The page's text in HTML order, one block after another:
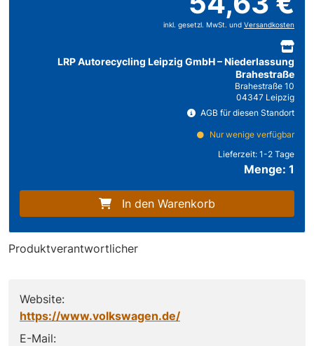
inkl. gesetzl. MwSt. und Versandkosten
LRP Autorecycling Leipzig GmbH – Niederlassung
Brahestraße
Brahestraße 10
04347 Leipzig
AGB für diesen Standort
Nur wenige verfügbar
Lieferzeit: 1-2 Tage
Menge: 1
In den Warenkorb
Produktverantwortlicher
Website:
https://www.volkswagen.de/
E-Mail: